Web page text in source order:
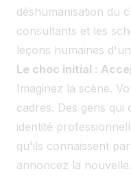
déshumanisation du
consultants et les
leçons humaines
Le choc initial :
Imaginez la scène.
cadres. Des gens
identité
qu'ils connaissent
annoncez la nouvelle.